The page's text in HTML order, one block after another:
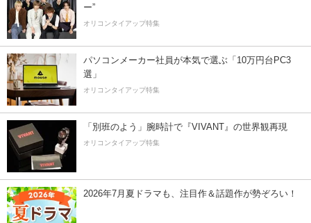
ー”
オリコンタイアップ特集
パソコンメーカー社員が本気で選ぶ「10万円台PC3
選」
オリコンタイアップ特集
「別班のよう」腕時計で『VIVANT』の世界観再現
オリコンタイアップ特集
2026年7月夏ドラマも、注目作＆話題作が勢ぞろい！